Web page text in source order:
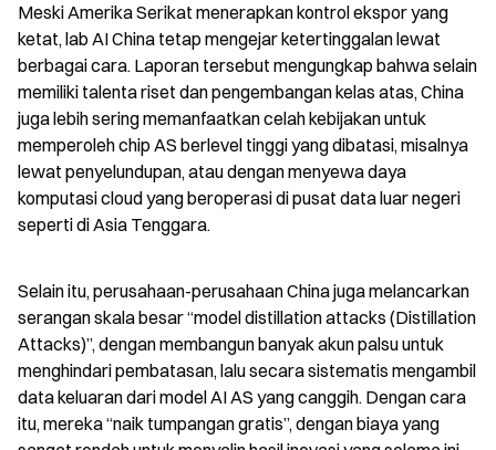
Meski Amerika Serikat menerapkan kontrol ekspor yang
ketat, lab AI China tetap mengejar ketertinggalan lewat
berbagai cara. Laporan tersebut mengungkap bahwa selain
memiliki talenta riset dan pengembangan kelas atas, China
juga lebih sering memanfaatkan celah kebijakan untuk
memperoleh chip AS berlevel tinggi yang dibatasi, misalnya
lewat penyelundupan, atau dengan menyewa daya
komputasi cloud yang beroperasi di pusat data luar negeri
seperti di Asia Tenggara.
Selain itu, perusahaan-perusahaan China juga melancarkan
serangan skala besar “model distillation attacks (Distillation
Attacks)”, dengan membangun banyak akun palsu untuk
menghindari pembatasan, lalu secara sistematis mengambil
data keluaran dari model AI AS yang canggih. Dengan cara
itu, mereka “naik tumpangan gratis”, dengan biaya yang